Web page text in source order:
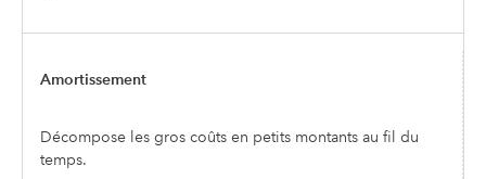
Amortissement
Décompose les gros coûts en petits montants au fil du
temps.